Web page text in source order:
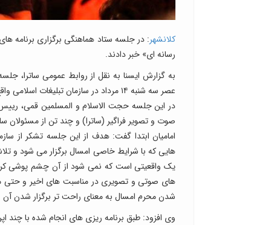
کلانشهر
رسانه ای» خبر دادند.
عصر سه شنبه ۱۴ مرداد در سازمان تبلیغات اسلامی واقع در میدان فلسطین برگزار شد.
در این جلسه حجت الاسلام و المسلمین قمی، رییس
صوت و تصویر فراگیر (ساترا) و چند تن از مسئولان
امامیان ابتدا گفت: هدف از این جلسه تشکر از
هایی که با شرایط خاصی امسال برگزار می شود و
یک واقعیتی است که نمی شود از آن چشم پوشی
های صوتی و تصویری در مناسبت های اخیر و حتی
شدن محرم امسال به معنای راحت تر برگزار شدن آن
وی افزود: طبق برنامه ریزی های انجام شده با چند